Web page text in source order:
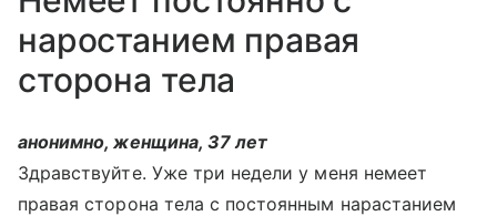
наростанием правая
сторона тела
анонимно, женщина, 37 лет
Здравствуйте. Уже три недели у меня немеет
правая сторона тела с постоянным нарастанием